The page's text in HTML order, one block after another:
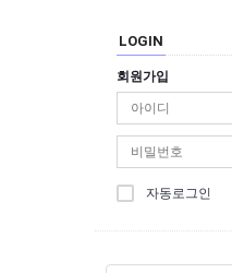
LOGIN
회원가입
자동로그인